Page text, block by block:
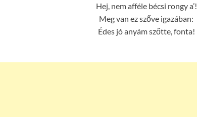
Hej, nem afféle bécsi rongy a’!
Meg van ez szőve igazában:
Édes jó anyám szőtte, fonta!